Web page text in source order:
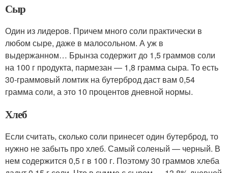
Сыр
Один из лидеров. Причем много соли практически в
любом сыре, даже в малосольном. А уж в
выдержанном… Брынза содержит до 1,5 граммов соли
на 100 г продукта, пармезан — 1,8 грамма сыра. То есть
30-граммовый ломтик на бутерброд даст вам 0,54
грамма соли, а это 10 процентов дневной нормы.
Хлеб
Если считать, сколько соли принесет один бутерброд, то
нужно не забыть про хлеб. Самый соленый — черный. В
нем содержится 0,5 г в 100 г. Поэтому 30 граммов хлеба